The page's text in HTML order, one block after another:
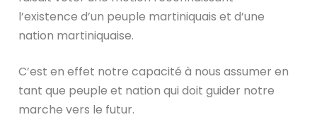
l’existence d’un peuple martiniquais et d’une
nation martiniquaise.
C’est en effet notre capacité à nous assumer en
tant que peuple et nation qui doit guider notre
marche vers le futur.